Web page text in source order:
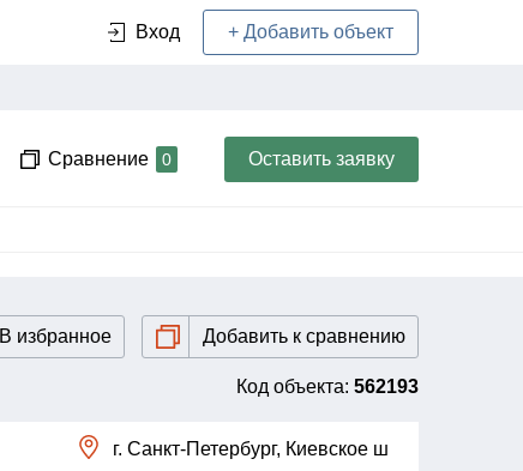
Вход + Добавить объект
Сравнение 0 Оставить заявку
В избранное Добавить к сравнению
Код объекта: 562193
г. Санкт-Петербург, Киевское ш